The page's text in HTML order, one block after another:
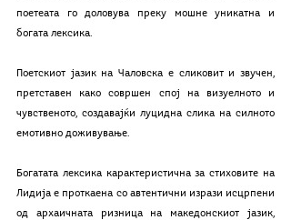
поетеата го доловува преку мошне уникатна и
богата лексика.
Поетскиот јазик на Чаловска е сликовит и звучен,
претставен како совршен спој на визуелното и
чувственото, создавајќи луцидна слика на силното
емотивно доживување.
Богатата лексика карактеристична за стиховите на
Лидија е проткаена со автентични изрази исцрпени
од архаичната ризница на македонскиот јазик,